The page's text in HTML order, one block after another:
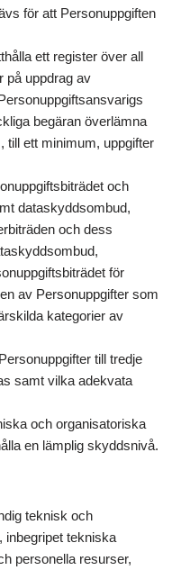
för att Personuppgiften
ett register över all
på uppdrag av
begäran överlämna
till ett minimum, uppgifter
och
dataskyddsombud,
och dess
för
av Personuppgifter som
kategorier av
till tredje
samt vilka adekvata
och organisatoriska
en lämplig skyddsnivå.
teknisk och
inbegripet tekniska
personella resurser,